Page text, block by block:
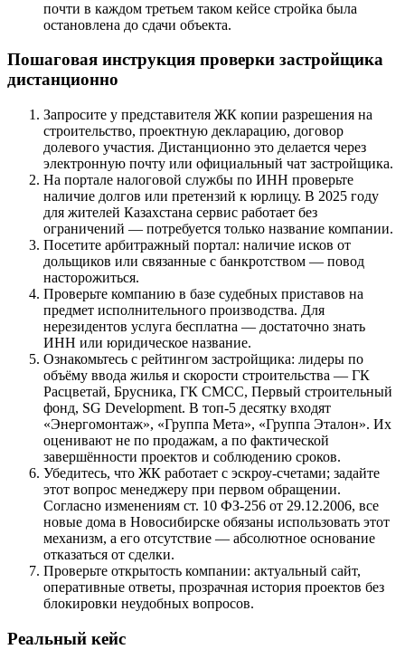
почти в каждом третьем таком кейсе стройка была
остановлена до сдачи объекта.
Пошаговая инструкция проверки застройщика
дистанционно
Запросите у представителя ЖК копии разрешения на
строительство, проектную декларацию, договор
долевого участия. Дистанционно это делается через
электронную почту или официальный чат застройщика.
На портале налоговой службы по ИНН проверьте
наличие долгов или претензий к юрлицу. В 2025 году
для жителей Казахстана сервис работает без
ограничений — потребуется только название компании.
Посетите арбитражный портал: наличие исков от
дольщиков или связанные с банкротством — повод
насторожиться.
Проверьте компанию в базе судебных приставов на
предмет исполнительного производства. Для
нерезидентов услуга бесплатна — достаточно знать
ИНН или юридическое название.
Ознакомьтесь с рейтингом застройщика: лидеры по
объёму ввода жилья и скорости строительства — ГК
Расцветай, Брусника, ГК СМСС, Первый строительный
фонд, SG Development. В топ-5 десятку входят
«Энергомонтаж», «Группа Мета», «Группа Эталон». Их
оценивают не по продажам, а по фактической
завершённости проектов и соблюдению сроков.
Убедитесь, что ЖК работает с эскроу-счетами; задайте
этот вопрос менеджеру при первом обращении.
Согласно изменениям ст. 10 ФЗ-256 от 29.12.2006, все
новые дома в Новосибирске обязаны использовать этот
механизм, а его отсутствие — абсолютное основание
отказаться от сделки.
Проверьте открытость компании: актуальный сайт,
оперативные ответы, прозрачная история проектов без
блокировки неудобных вопросов.
Реальный кейс